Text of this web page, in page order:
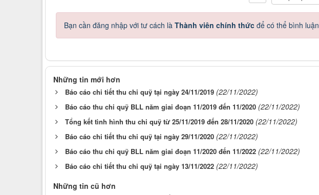
Bạn cần đăng nhập với tư cách là Thành viên chính thức để có thể bình luận
Những tin mới hơn
Báo cáo chi tiết thu chi quỹ tại ngày 24/11/2019 (22/11/2022)
Báo cáo thu chi quỹ BLL năm giai đoạn 11/2019 đến 11/2020 (22/11/2022)
Tổng kết tình hình thu chi quỹ từ 25/11/2019 đến 28/11/2020 (22/11/2022)
Báo cáo chi tiết thu chi quỹ tại ngày 29/11/2020 (22/11/2022)
Báo cáo thu chi quỹ BLL năm giai đoạn 11/2020 đến 11/2022 (22/11/2022)
Báo cáo chi tiết thu chi quỹ tại ngày 13/11/2022 (22/11/2022)
Những tin cũ hơn